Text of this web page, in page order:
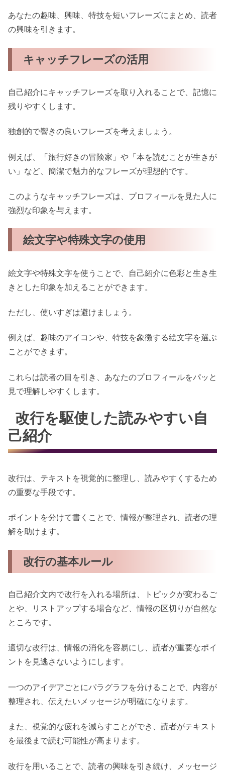
あなたの趣味、興味、特技を短いフレーズにまとめ、読者
の興味を引きます。
キャッチフレーズの活用
自己紹介にキャッチフレーズを取り入れることで、記憶に
残りやすくします。
独創的で響きの良いフレーズを考えましょう。
例えば、「旅行好きの冒険家」や「本を読むことが生きが
い」など、簡潔で魅力的なフレーズが理想的です。
このようなキャッチフレーズは、プロフィールを見た人に
強烈な印象を与えます。
絵文字や特殊文字の使用
絵文字や特殊文字を使うことで、自己紹介に色彩と生き生
きとした印象を加えることができます。
ただし、使いすぎは避けましょう。
例えば、趣味のアイコンや、特技を象徴する絵文字を選ぶ
ことができます。
これらは読者の目を引き、あなたのプロフィールをパッと
見で理解しやすくします。
改行を駆使した読みやすい自
己紹介
改行は、テキストを視覚的に整理し、読みやすくするため
の重要な手段です。
ポイントを分けて書くことで、情報が整理され、読者の理
解を助けます。
改行の基本ルール
自己紹介文内で改行を入れる場所は、トピックが変わるご
とや、リストアップする場合など、情報の区切りが自然な
ところです。
適切な改行は、情報の消化を容易にし、読者が重要なポイ
ントを見逃さないようにします。
一つのアイデアごとにパラグラフを分けることで、内容が
整理され、伝えたいメッセージが明確になります。
また、視覚的な疲れを減らすことができ、読者がテキスト
を最後まで読む可能性が高まります。
改行を用いることで、読者の興味を引き続け、メッセージ